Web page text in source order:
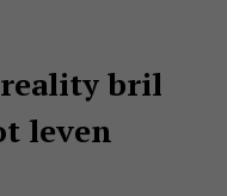
bril
leven